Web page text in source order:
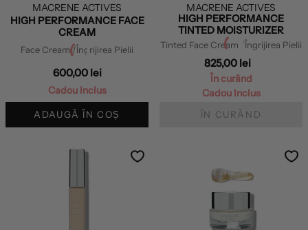
MACRENE ACTIVES
HIGH PERFORMANCE FACE
CREAM
Face Cream /Îngrijirea Pielii
600,00 lei
Cadou Inclus
ADAUGĂ ÎN COȘ
MACRENE ACTIVES
HIGH PERFORMANCE
TINTED MOISTURIZER
Tinted Face Cream /Îngrijirea Pielii
825,00 lei
În curând
Cadou Inclus
ÎN CURÂND